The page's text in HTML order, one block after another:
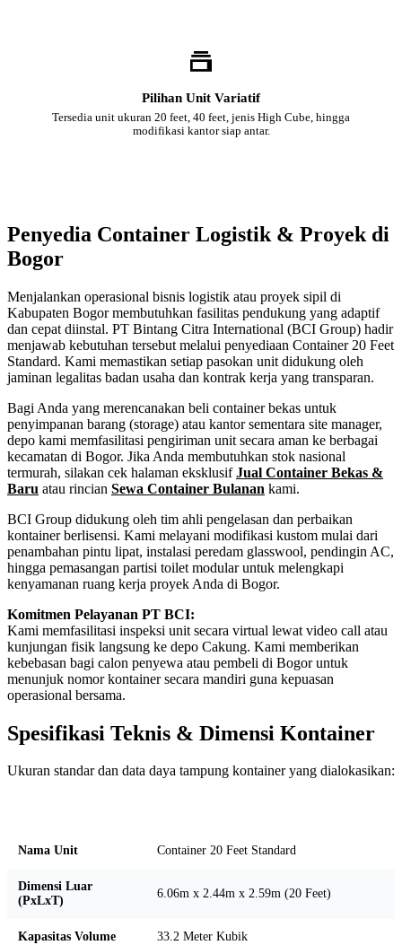
Pilihan Unit Variatif
Tersedia unit ukuran 20 feet, 40 feet, jenis High Cube, hingga
modifikasi kantor siap antar.
Penyedia Container Logistik & Proyek di
Bogor
Menjalankan operasional bisnis logistik atau proyek sipil di
Kabupaten Bogor membutuhkan fasilitas pendukung yang adaptif
dan cepat diinstal. PT Bintang Citra International (BCI Group) hadir
menjawab kebutuhan tersebut melalui penyediaan Container 20 Feet
Standard. Kami memastikan setiap pasokan unit didukung oleh
jaminan legalitas badan usaha dan kontrak kerja yang transparan.
Bagi Anda yang merencanakan beli container bekas untuk
penyimpanan barang (storage) atau kantor sementara site manager,
depo kami memfasilitasi pengiriman unit secara aman ke berbagai
kecamatan di Bogor. Jika Anda membutuhkan stok nasional
termurah, silakan cek halaman eksklusifJual Container Bekas &
Baru atau rincian Sewa Container Bulanan kami.
BCI Group didukung oleh tim ahli pengelasan dan perbaikan
kontainer berlisensi. Kami melayani modifikasi kustom mulai dari
penambahan pintu lipat, instalasi peredam glasswool, pendingin AC,
hingga pemasangan partisi toilet modular untuk melengkapi
kenyamanan ruang kerja proyek Anda di Bogor.
Komitmen Pelayanan PT BCI:
Kami memfasilitasi inspeksi unit secara virtual lewat video call atau
kunjungan fisik langsung ke depo Cakung. Kami memberikan
kebebasan bagi calon penyewa atau pembeli di Bogor untuk
menunjuk nomor kontainer secara mandiri guna kepuasan
operasional bersama.
Spesifikasi Teknis & Dimensi Kontainer
Ukuran standar dan data daya tampung kontainer yang dialokasikan:
Nama Unit Container 20 Feet Standard
Dimensi Luar
(PxLxT)
6.06m x 2.44m x 2.59m (20 Feet)
Kapasitas Volume 33.2 Meter Kubik